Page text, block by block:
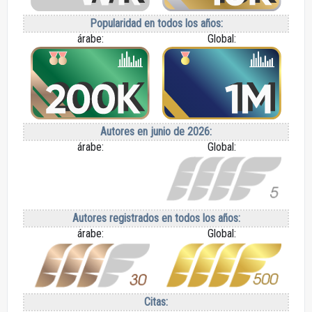
Popularidad en todos los años:
árabe:
Global:
Autores en junio de 2026:
árabe:
Global:
Autores registrados en todos los años:
árabe:
Global:
Citas: